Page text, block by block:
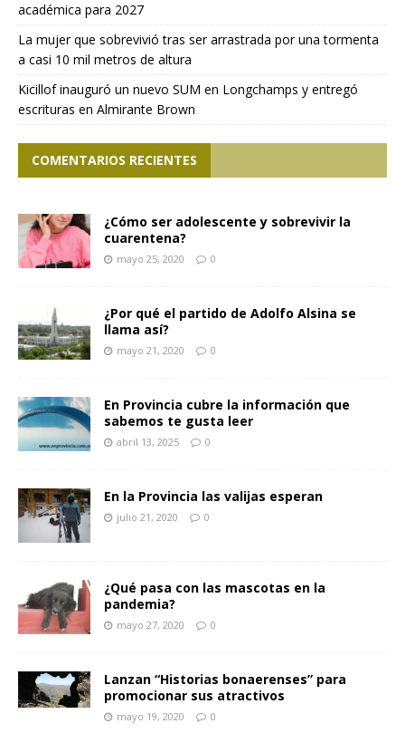
académica para 2027
La mujer que sobrevivió tras ser arrastrada por una tormenta
a casi 10 mil metros de altura
Kicillof inauguró un nuevo SUM en Longchamps y entregó
escrituras en Almirante Brown
COMENTARIOS RECIENTES
¿Cómo ser adolescente y sobrevivir la
cuarentena?
mayo 25, 2020 0
¿Por qué el partido de Adolfo Alsina se
llama así?
mayo 21, 2020 0
En Provincia cubre la información que
sabemos te gusta leer
abril 13, 2025 0
En la Provincia las valijas esperan
julio 21, 2020 0
¿Qué pasa con las mascotas en la
pandemia?
mayo 27, 2020 0
Lanzan “Historias bonaerenses” para
promocionar sus atractivos
mayo 19, 2020 0